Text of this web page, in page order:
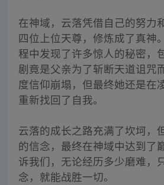
在神域，云落凭借自己的努力
四位上位天尊，修炼成了真神
程中发现了许多惊人的秘密，
剧竟是父亲为了斩断天道诅咒
度信仰崩塌，但最终她还是在
重新找回了自我。
云落的成长之路充满了坎坷，
的信念，最终在神域中达到了
诉我们，无论经历多少磨难，
念，就能战胜一切。